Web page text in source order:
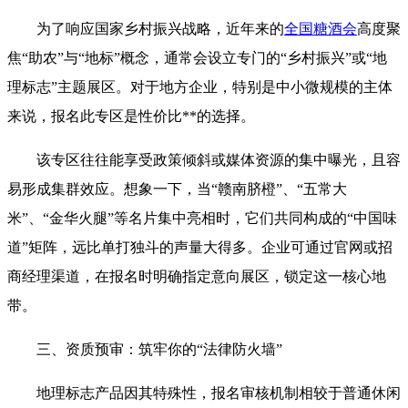
为了响应国家乡村振兴战略，近年来的全国糖酒会高度聚
焦“助农”与“地标”概念，通常会设立专门的“乡村振兴”或“地
理标志”主题展区。对于地方企业，特别是中小微规模的主体
来说，报名此专区是性价比**的选择。
该专区往往能享受政策倾斜或媒体资源的集中曝光，且容
易形成集群效应。想象一下，当“赣南脐橙”、“五常大
米”、“金华火腿”等名片集中亮相时，它们共同构成的“中国味
道”矩阵，远比单打独斗的声量大得多。企业可通过官网或招
商经理渠道，在报名时明确指定意向展区，锁定这一核心地
带。
三、资质预审：筑牢你的“法律防火墙”
地理标志产品因其特殊性，报名审核机制相较于普通休闲